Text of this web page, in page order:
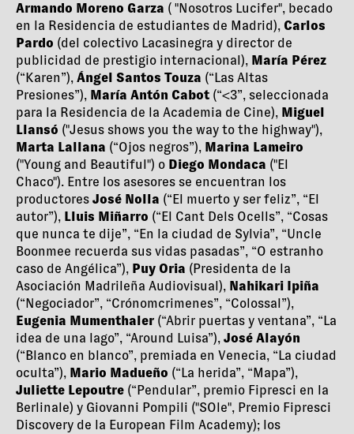
Armando Moreno Garza ( "Nosotros Lucifer", becado
en la Residencia de estudiantes de Madrid), Carlos
Pardo (del colectivo Lacasinegra y director de
publicidad de prestigio internacional), María Pérez
(“Karen”), Ángel Santos Touza (“Las Altas
Presiones”), María Antón Cabot (“<3”, seleccionada
para la Residencia de la Academia de Cine), Miguel
Llansó ("Jesus shows you the way to the highway"),
Marta Lallana (“Ojos negros”), Marina Lameiro
("Young and Beautiful") o Diego Mondaca ("El
Chaco"). Entre los asesores se encuentran los
productores José Nolla (“El muerto y ser feliz”, “El
autor”), Lluis Miñarro (“El Cant Dels Ocells”, “Cosas
que nunca te dije”, “En la ciudad de Sylvia”, “Uncle
Boonmee recuerda sus vidas pasadas”, “O estranho
caso de Angélica”), Puy Oria (Presidenta de la
Asociación Madrileña Audiovisual), Nahikari Ipiña
(“Negociador”, “Crónomcrimenes”, “Colossal”),
Eugenia Mumenthaler (“Abrir puertas y ventana”, “La
idea de una lago”, “Around Luisa”), José Alayón
(“Blanco en blanco”, premiada en Venecia, “La ciudad
oculta”), Mario Madueño (“La herida”, “Mapa”),
Juliette Lepoutre (“Pendular”, premio Fipresci en la
Berlinale) y Giovanni Pompili ("SOle", Premio Fipresci
Discovery de la European Film Academy); los